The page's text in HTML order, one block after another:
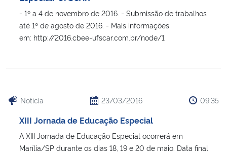
- 1º a 4 de novembro de 2016. - Submissão de trabalhos
até 1º de agosto de 2016. - Mais informações
em: http://2016.cbee-ufscar.com.br/node/1
Notícia 23/03/2016 09:35
XIII Jornada de Educação Especial
A XIII Jornada de Educação Especial ocorrerá em
Marília/SP durante os dias 18, 19 e 20 de maio. Data final